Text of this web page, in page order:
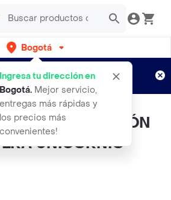
Bogotá
Ingresa tu dirección en
Bogotá. Mejor servicio,
entregas más rápidas y
los precios más
convenientes!
gratis por semanas
Aplican TyC
PROMOCIÓN
UNICORNIO